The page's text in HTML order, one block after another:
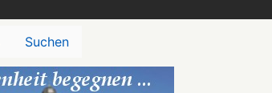
Suchen